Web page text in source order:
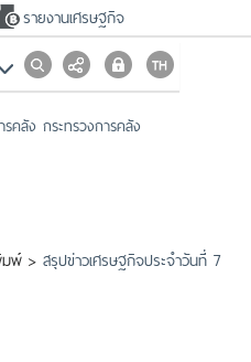
รายงานเศรษฐกิจ
คลัง กระทรวงการคลัง
มพ์ > สรุปข่าวเศรษฐกิจประจำวันที่ 7